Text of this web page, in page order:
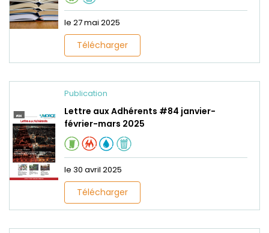
le 27 mai 2025
Télécharger
Publication
Lettre aux Adhérents #84 janvier-
février-mars 2025
le 30 avril 2025
Télécharger